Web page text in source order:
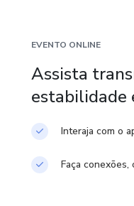
EVENTO ONLINE
Assista
estabilidade
Interaja com o
Faça